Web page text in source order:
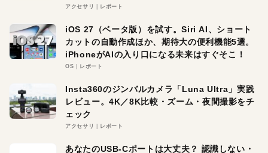
アクセサリ レポート
iOS 27（ベータ版）を試す。Siri AI、ショート
カットの自動作成ほか、期待大の便利機能5選。
iPhoneがAIの入り口になる未来はすぐそこ！
OS レポート
Insta360のジンバルカメラ「Luna Ultra」実践
レビュー。4K／8K比較・ズーム・夜間撮影をチ
ェック
アクセサリ レポート
あなたのUSB-Cポートは大丈夫？ 認識しない・